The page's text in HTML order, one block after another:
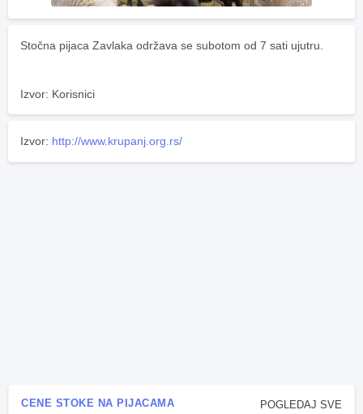
Stočna pijaca Zavlaka održava se subotom od 7 sati ujutru.
Izvor: Korisnici
Izvor: http://www.krupanj.org.rs/
POGLEDAJ SVE
CENE STOKE NA PIJACAMA